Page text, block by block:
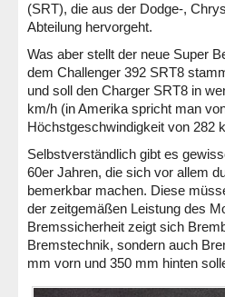
(SRT), die aus der Dodge-,
Abteilung hervorgeht.
Was aber stellt der neue Super
dem Challenger 392 SRT8
und soll den Charger SRT8 in
km/h (in Amerika spricht man
Höchstgeschwindigkeit von 282
Selbstverständlich gibt es
60er Jahren, die sich vor allem
bemerkbar machen. Diese
der zeitgemäßen Leistung des
Bremssicherheit zeigt sich
Bremstechnik, sondern auch
mm vorn und 350 mm hinten